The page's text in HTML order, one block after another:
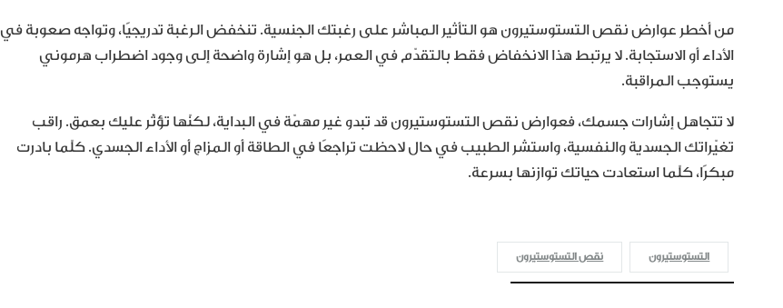
من أخطر عوارض نقص التستوستيرون هو التأثير المباشر على رغبتك الجنسية. تنخفض الرغبة تدريجيًا، وتواجه صعوبة في
الأداء أو الاستجابة. لا يرتبط هذا الانخفاض فقط بالتقدّم في العمر، بل هو إشارة واضحة إلى وجود اضطراب هرموني
يستوجب المراقبة.
لا تتجاهل إشارات جسمك، فعوارض نقص التستوستيرون قد تبدو غير مهمّة في البداية، لكنّها تؤثّر عليك بعمق. راقب
تغيّراتك الجسدية والنفسية، واستشر الطبيب في حال لاحظت تراجعًا في الطاقة أو المزاج أو الأداء الجسدي. كلّما بادرت
مبكرًا، كلّما استعادت حياتك توازنها بسرعة.
التستوستيرون نقص التستوستيرون